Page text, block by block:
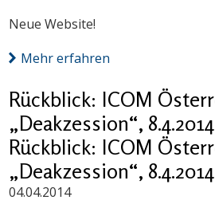
Neue Website!
Mehr erfahren
Rückblick: ICOM
„Deakzession“, 8.4.2014
Rückblick: ICOM
„Deakzession“, 8.4.2014
04.04.2014